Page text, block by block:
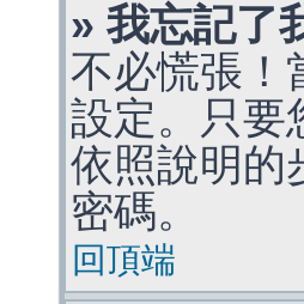
» 我忘記了
不必慌張！
設定。只
依照說明的
密碼。
回頂端